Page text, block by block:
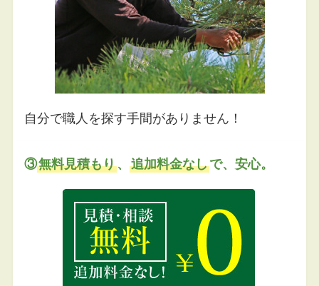
自分で職人を探す手間がありません！
③無料見積もり、追加料金なしで、安心。